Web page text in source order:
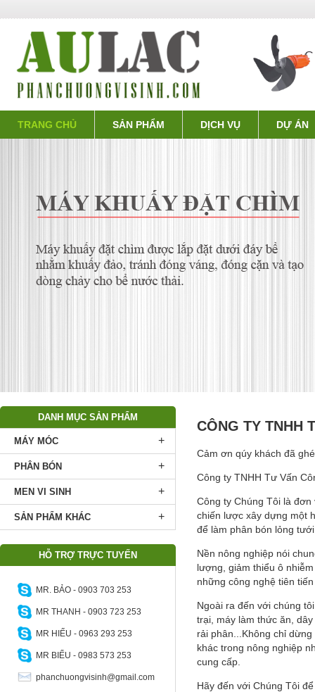
TRANG CHỦ SẢN PHẨM DỊCH VỤ DỰ ÁN
CÔNG TY TNHH
Cảm ơn qúy khách đã
Công ty TNHH Tư Vấn
Công ty Chúng Tôi là
chiến lược xây dựng một
để làm phân bón lỏng
Nền nông nghiệp nói
lượng, giảm thiểu ô
những công nghệ tiên
Ngoài ra đến với chúng
trại, máy làm thức ăn,
rải phân...Không chỉ
khác trong nông nghiệp
cung cấp.
Hãy đến với Chúng Tôi
DANH MỤC SẢN PHẨM
MÁY MÓC +
PHÂN BÓN +
MEN VI SINH +
SẢN PHẨM KHÁC +
HỖ TRỢ TRỰC TUYẾN
MR. BẢO - 0903 703 253
MR THANH - 0903 723 253
MR HIẾU - 0963 293 253
MR BIỂU - 0983 573 253
phanchuongvisinh@gmail.com